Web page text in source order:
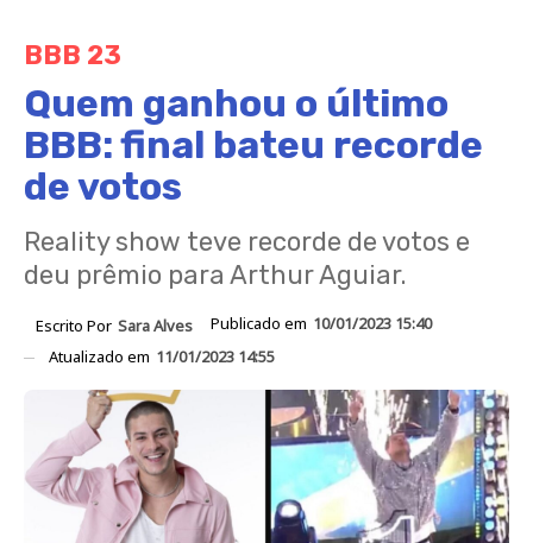
BBB 23
Quem ganhou o último
BBB: final bateu recorde
de votos
Reality show teve recorde de votos e
deu prêmio para Arthur Aguiar.
Escrito Por Sara Alves Publicado em 10/01/2023 15:40
Atualizado em 11/01/2023 14:55